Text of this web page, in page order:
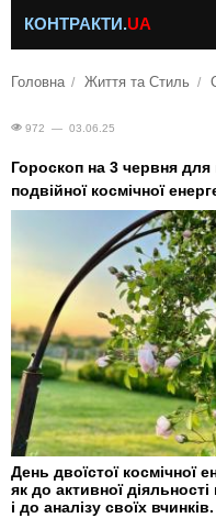
КОНТРАКТИ.UA
Головна Життя та Стиль
972 — 03.06.25
Гороскоп на 3 червня для
подвійної космічної
День двоїстої космічної
як до активної
і до аналізу своїх вчинків.